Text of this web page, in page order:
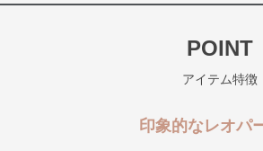
POINT
アイテム特徴
印象的なレオパ